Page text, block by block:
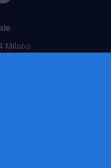
Milano